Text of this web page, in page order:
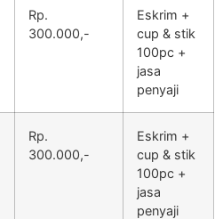
Rp.
300.000,-
Eskrim +
cup & stik
100pc +
jasa
penyaji
Rp.
300.000,-
Eskrim +
cup & stik
100pc +
jasa
penyaji